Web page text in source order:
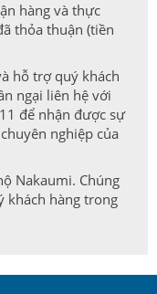
hàng và thực
thỏa thuận (tiền
hỗ trợ quý khách
ngại liên hệ với
để nhận được sự
nghiệp của
Nakaumi. Chúng
khách hàng trong